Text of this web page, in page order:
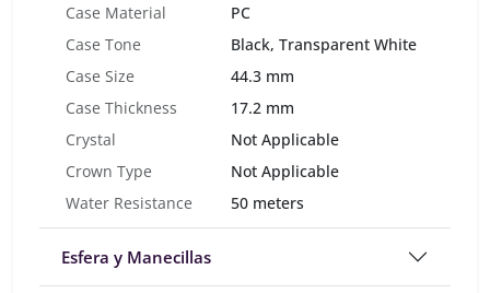
Case Material
PC
Case Tone
Black, Transparent White
Case Size
44.3 mm
Case Thickness
17.2 mm
Crystal
Not Applicable
Crown Type
Not Applicable
Water Resistance
50 meters
Esfera y Manecillas